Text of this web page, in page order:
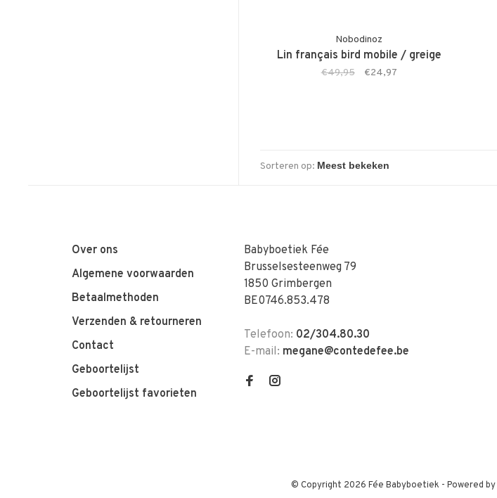
Nobodinoz
Lin français bird mobile / greige
€49,95 €24,97
Sorteren op:
Over ons
Algemene voorwaarden
Betaalmethoden
Verzenden & retourneren
Contact
Geboortelijst
Geboortelijst favorieten
Babyboetiek Fée
Brusselsesteenweg 79
1850 Grimbergen
BE0746.853.478
Telefoon: 02/304.80.30
E-mail: megane@contedefee.be
© Copyright 2026 Fée Babyboetiek - Powered by